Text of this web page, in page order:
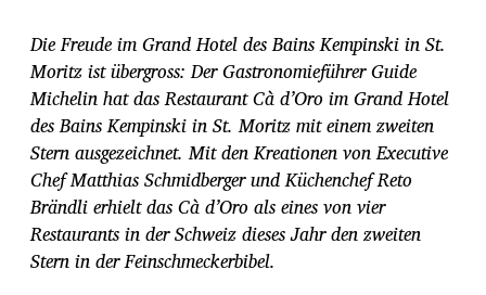
a
g
s
d
a
t
u
m
Die Freude im Grand Hotel des Bains Kempinski in St.
Moritz ist übergross: Der Gastronomieführer Guide
Michelin hat das Restaurant Cà d’Oro im Grand Hotel
des Bains Kempinski in St. Moritz mit einem zweiten
Stern ausgezeichnet. Mit den Kreationen von Executive
Chef Matthias Schmidberger und Küchenchef Reto
Brändli erhielt das Cà d’Oro als eines von vier
Restaurants in der Schweiz dieses Jahr den zweiten
Stern in der Feinschmeckerbibel.